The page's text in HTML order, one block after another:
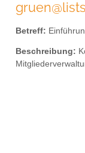
Betreff:
Beschreibung: